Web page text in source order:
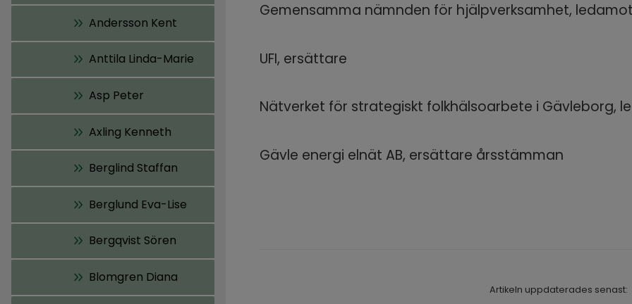
Andersson Kent
Anttila Linda-Marie
Asp Peter
Axling Kenneth
Berglind Staffan
Berglund Eva-Lise
Bergqvist Sören
Blomgren Diana
Gemensamma nämnden för hjälpverksamhet, ledamot
UFI, ersättare
Nätverket för strategiskt folkhälsoarbete i Gävleborg,
Gävle energi elnät AB, ersättare årsstämman
Artikeln uppdaterades senast: